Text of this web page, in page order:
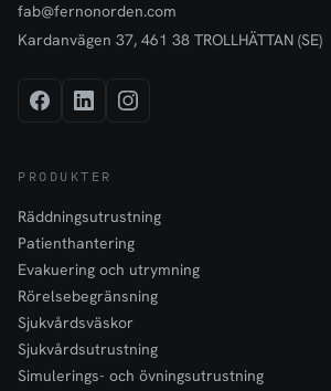
fab@fernonorden.com
Kardanvägen 37, 461 38 TROLLHÄTTAN (SE)
PRODUKTER
Räddningsutrustning
Patienthantering
Evakuering och utrymning
Rörelsebegränsning
Sjukvårdsväskor
Sjukvårdsutrustning
Simulerings- och övningsutrustning